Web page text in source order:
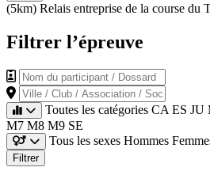
(5km) Relais entreprise de la course du
Filtrer l’épreuve
Nom du participant / Dossard
Ville / Club / Association / Société
Toutes les catégories CA ES JU
M7 M8 M9 SE
Tous les sexes Hommes
Filtrer